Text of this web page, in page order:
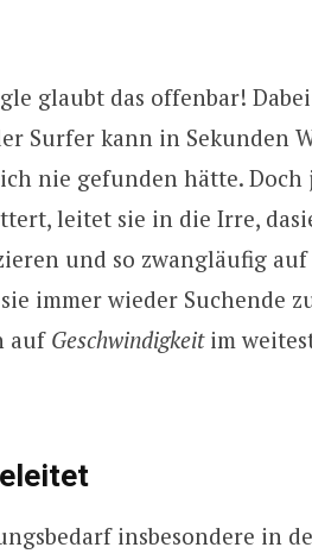
glaubt das offenbar!
Surfer kann in Sekunden
nie gefunden hätte. Doch
leitet sie in die Irre,
und so zwangläufig auf
immer wieder Suchende
aufGeschwindigkeitim
insbesondere in